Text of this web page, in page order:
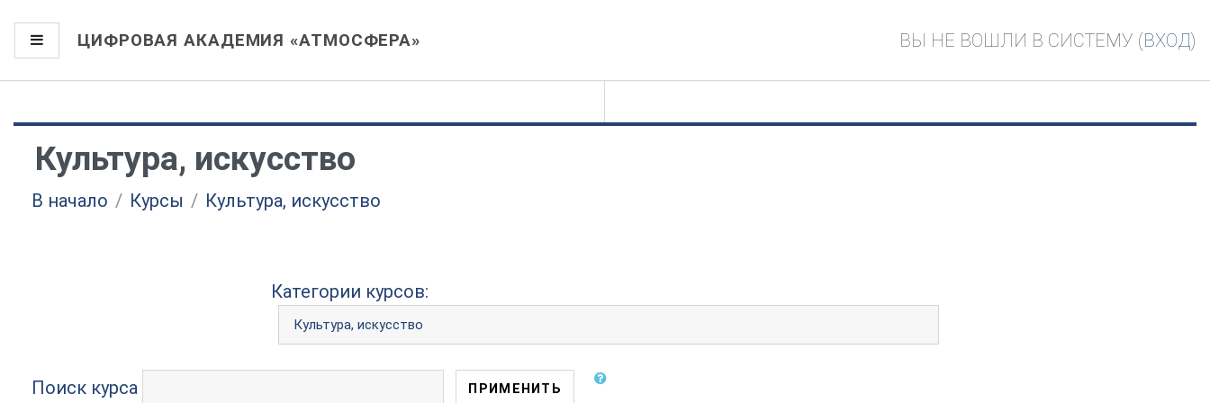
Боковая панель
ЦИФРОВАЯ АКАДЕМИЯ «АТМОСФЕРА» ВЫ НЕ ВОШЛИ В СИСТЕМУ (ВХОД)
Культура, искусство
В начало Курсы Культура, искусство
Категории курсов:
Поиск курса ПРИМЕНИТЬ